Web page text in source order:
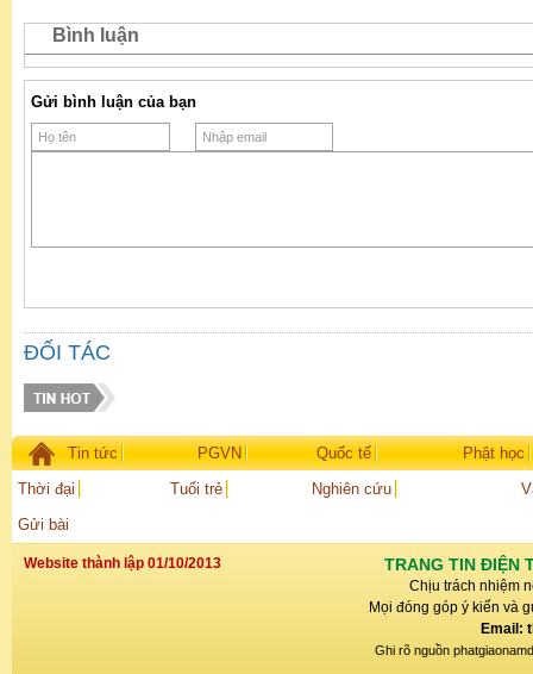
Bình luận
Gửi bình luận của bạn
ĐỐI TÁC
Tin tức PGVN Quốc tế
Phật học
Thời đại
Tuổi trẻ Nghiên cứu
Gửi bài
Website thành lập 01/10/2013 TRANG TIN ĐIỆN
Chịu trách nhiệm
Mọi đóng góp ý kiến và
Email:
Ghi rõ nguồn